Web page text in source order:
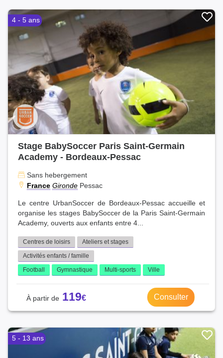
4 - 5 ans
Stage BabySoccer Paris Saint-Germain
Academy - Bordeaux-Pessac
Sans hebergement
France Gironde Pessac
Le centre UrbanSoccer de Bordeaux-Pessac accueille et
organise les stages BabySoccer de la Paris Saint-Germain
Academy, ouverts aux enfants entre 4...
Centres de loisirs
Ateliers et stages
Activités enfants / famille
Football
Gymnastique Multi-sports Ville
119 Consulter
5 - 13 ans